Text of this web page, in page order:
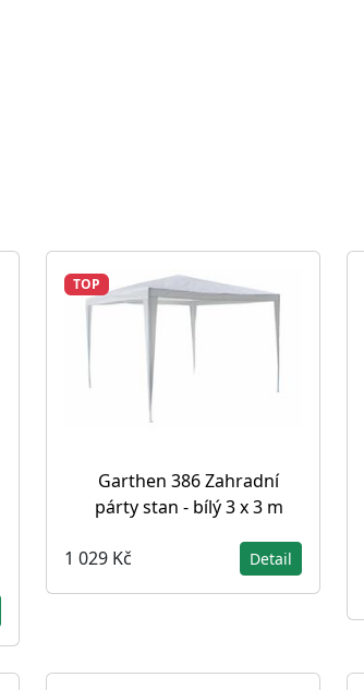
TOP
Garthen 386 Zahradní
párty stan - bílý 3 x 3 m
1 029 Kč Detail